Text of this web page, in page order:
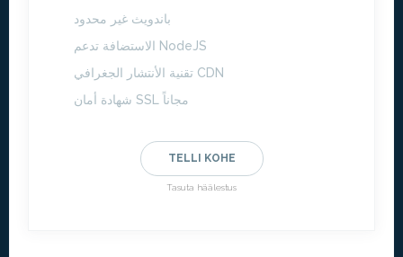
باندويث غير محدود
الاستضافة تدعم NodeJS
تقنية الأنتشار الجغرافي CDN
شهادة أمان SSL مجاناً
TELLI KOHE
Tasuta häälestus